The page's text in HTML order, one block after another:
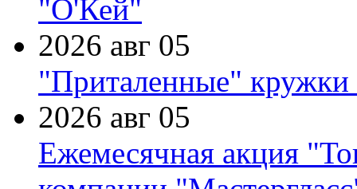
"О'Кей"
2026 авг 05
"Приталенные" кружки
2026 авг 05
Ежемесячная акция